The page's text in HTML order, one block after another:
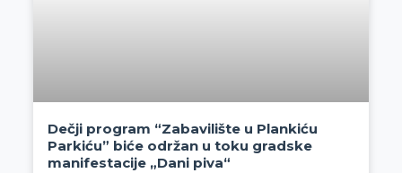
Dečji program “Zabavilište u Plankiću
Parkiću” biće održan u toku gradske
manifestacije „Dani piva“